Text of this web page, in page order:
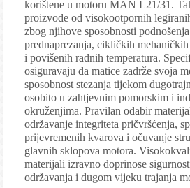
korištene u motoru MAN L21/31.
proizvode od visokootpornih
zbog njihove sposobnosti
prednaprezanja, cikličkih
i povišenih radnih temperatura.
osiguravaju da matice zadrže svoja
sposobnost stezanja tijekom
osobito u zahtjevnim pomorskim i
okruženjima. Pravilan odabir
održavanje integriteta pričvršćenja,
prijevremenih kvarova i očuvanje
glavnih sklopova motora.
materijali izravno doprinose
održavanja i dugom vijeku trajanja